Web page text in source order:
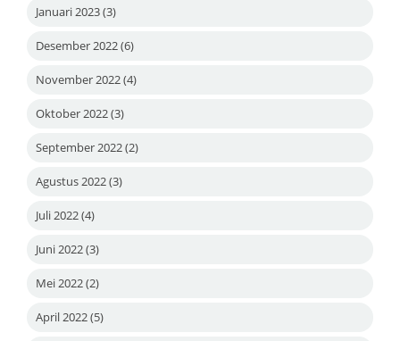
Januari 2023(3)
Desember 2022(6)
November 2022(4)
Oktober 2022(3)
September 2022(2)
Agustus 2022(3)
Juli 2022(4)
Juni 2022(3)
Mei 2022(2)
April 2022(5)